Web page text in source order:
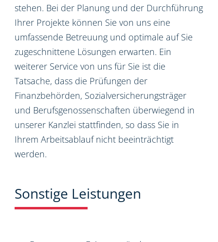
stehen. Bei der Planung und der Durchführung
Ihrer Projekte können Sie von uns eine
umfassende Betreuung und optimale auf Sie
zugeschnittene Lösungen erwarten. Ein
weiterer Service von uns für Sie ist die
Tatsache, dass die Prüfungen der
Finanzbehörden, Sozialversicherungsträger
und Berufsgenossenschaften überwiegend in
unserer Kanzlei stattfinden, so dass Sie in
Ihrem Arbeitsablauf nicht beeinträchtigt
werden.
Sonstige Leistungen